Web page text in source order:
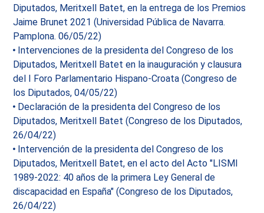
Diputados, Meritxell Batet, en la entrega de los Premios
Jaime Brunet 2021 (Universidad Pública de Navarra.
Pamplona. 06/05/22)
Intervenciones de la presidenta del Congreso de los
Diputados, Meritxell Batet en la inauguración y clausura
del I Foro Parlamentario Hispano-Croata (Congreso de
los Diputados, 04/05/22)
Declaración de la presidenta del Congreso de los
Diputados, Meritxell Batet (Congreso de los Diputados,
26/04/22)
Intervención de la presidenta del Congreso de los
Diputados, Meritxell Batet, en el acto del Acto "LISMI
1989-2022: 40 años de la primera Ley General de
discapacidad en España" (Congreso de los Diputados,
26/04/22)